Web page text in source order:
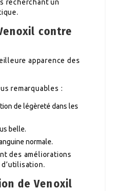
recherchant un
contre
apparence des
remarquables :
de légèreté dans les
belle.
normale.
des améliorations
de Venoxil